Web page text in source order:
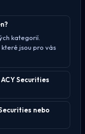
kategorií.
jsou pro vás
Securities
nebo